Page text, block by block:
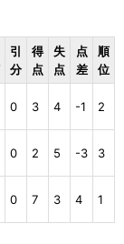
引
分
得
点
失
点
点
差
順
位
0 3 4 -1 2
0 2 5 -3 3
0 7 3 4 1